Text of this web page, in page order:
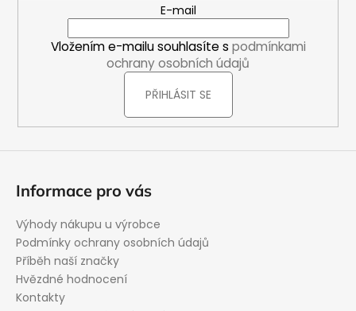
E-mail
Vložením e-mailu souhlasíte s podmínkami
ochrany osobních údajů
PŘIHLÁSIT SE
Informace pro vás
Výhody nákupu u výrobce
Podmínky ochrany osobních údajů
Příběh naší značky
Hvězdné hodnocení
Kontakty